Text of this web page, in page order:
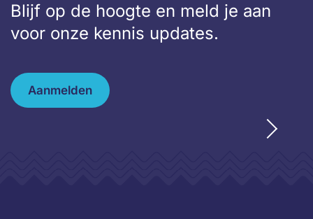
Blijf op de hoogte en meld je aan
voor onze kennis updates.
Aanmelden